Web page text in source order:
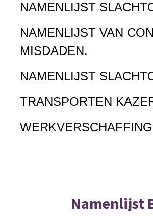
NAMENLIJST
NAMENLIJST VAN
MISDADEN.
NAMENLIJST
TRANSPORTEN
Namenlijst